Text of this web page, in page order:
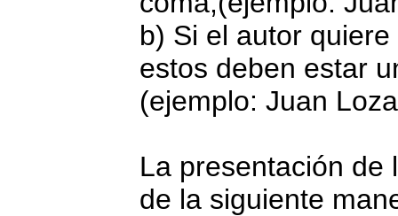
b) Si el autor
estos deben estar
(ejemplo: Juan
La presentación de
de la siguiente